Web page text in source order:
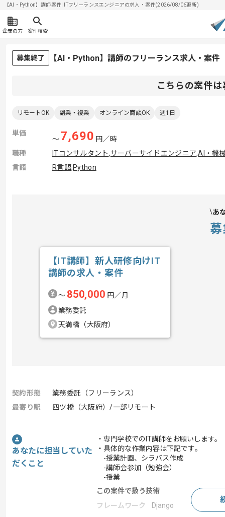
【AI・Python】講師案件| ITフリーランスエンジニアの求人・案件(2026/08/06更新)
企業の方 案件検索
募集終了 【AI・Python】講師のフリーランス求人・案件
こちらの案件
リモートOK 副業・複業 オンライン商談OK 週1日
単価
〜7,690 円／時
職種
ITコンサルタント,サーバーサイドエンジニア,AI・機
言語
R言語,Python
あ
【IT講師】新人研修向けIT
講師の求人・案件
〜 850,000 円／月
業務委託
天満橋（大阪府）
契約形態
業務委託（フリーランス）
最寄り駅
四ツ橋（大阪府）/一部リモート
あなたに担当していた
だくこと
・専門学校でのIT講師をお願いします。
・具体的な作業内容は下記です｡
-授業計画、シラバス作成
-講師会参加（勉強会）
-授業
この案件で扱う技術
フレームワーク
Django